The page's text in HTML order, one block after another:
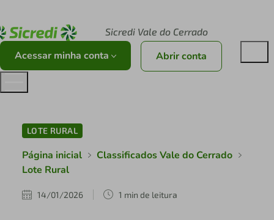
Sicredi Vale do Cerrado
Acessar minha conta Abrir conta
LOTE RURAL
Página inicial
Classificados Vale do Cerrado
Lote Rural
14/01/2026 1 min de leitura